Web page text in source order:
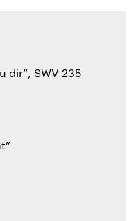
dir”, SWV 235